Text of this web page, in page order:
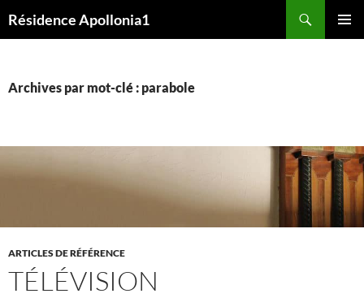
auRésidence Apollonia1
Archives par mot-clé : parabole
ARTICLES DE RÉFÉRENCE
TÉLÉVISION